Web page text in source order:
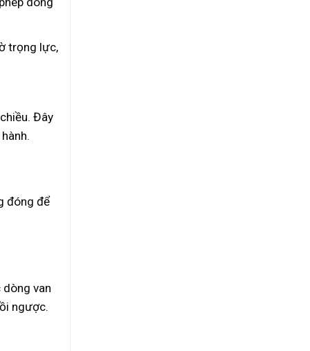
trọng lực,
Đây
đóng để
dòng van
ngược.